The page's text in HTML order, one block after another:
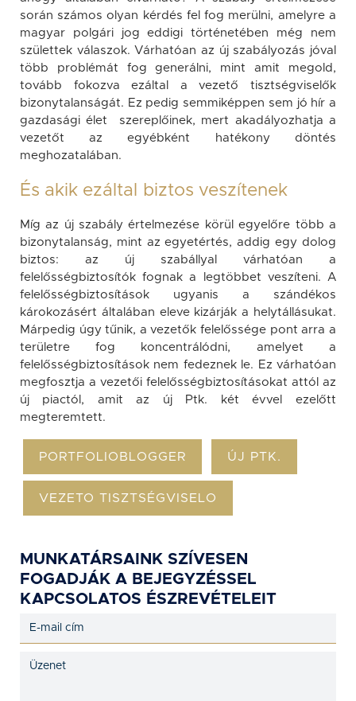
során számos olyan kérdés fel fog merülni, amelyre a
magyar polgári jog eddigi történetében még nem
születtek válaszok. Várhatóan az új szabályozás jóval
több problémát fog generálni, mint amit megold,
tovább fokozva ezáltal a vezető tisztségviselők
bizonytalanságát. Ez pedig semmiképpen sem jó hír a
gazdasági élet szereplőinek, mert akadályozhatja a
vezetőt az egyébként hatékony döntés
meghozatalában.
És akik ezáltal biztos veszítenek
Míg az új szabály értelmezése körül egyelőre több a
bizonytalanság, mint az egyetértés, addig egy dolog
biztos: az új szabállyal várhatóan a
felelősségbiztosítók fognak a legtöbbet veszíteni. A
felelősségbiztosítások ugyanis a szándékos
károkozásért általában eleve kizárják a helytállásukat.
Márpedig úgy tűnik, a vezetők felelőssége pont arra a
területre fog koncentrálódni, amelyet a
felelősségbiztosítások nem fedeznek le. Ez várhatóan
megfosztja a vezetői felelősségbiztosításokat attól az
új piactól, amit az új Ptk. két évvel ezelőtt
megteremtett.
PORTFOLIOBLOGGER ÚJ PTK.
VEZETO TISZTSÉGVISELO
MUNKATÁRSAINK SZÍVESEN
FOGADJÁK A BEJEGYZÉSSEL
KAPCSOLATOS ÉSZREVÉTELEIT